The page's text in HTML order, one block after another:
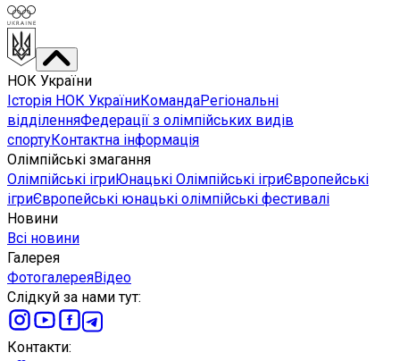
НОК України
Історія НОК УкраїниКомандаРегіональні
відділенняФедерації з олімпійських видів
спортуКонтактна інформація
Олімпійські змагання
Олімпійські ігриЮнацькі Олімпійські ігриЄвропейські
ігриЄвропейські юнацькі олімпійські фестивалі
Новини
Всі новини
Галерея
ФотогалереяВідео
Слідкуй за нами тут:
Контакти: